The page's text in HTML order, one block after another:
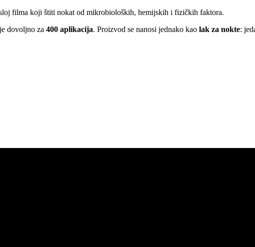
filma koji štiti nokat od mikrobioloških, hemijskih i fizičkih faktora.
dovoljno za 400 aplikacija. Proizvod se nanosi jednako kao lak za nokte: